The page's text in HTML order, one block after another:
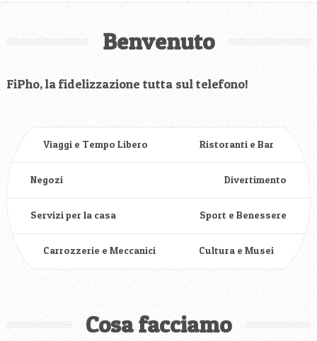
Benvenuto
FiPho, la fidelizzazione tutta sul telefono!
Viaggi e Tempo Libero Ristoranti e Bar
Negozi Divertimento
Servizi per la casa Sport e Benessere
Carrozzerie e Meccanici Cultura e Musei
Cosa facciamo